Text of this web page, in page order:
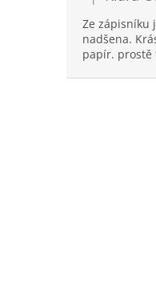
Ze zápisníku
nadšena.
papír. prostě